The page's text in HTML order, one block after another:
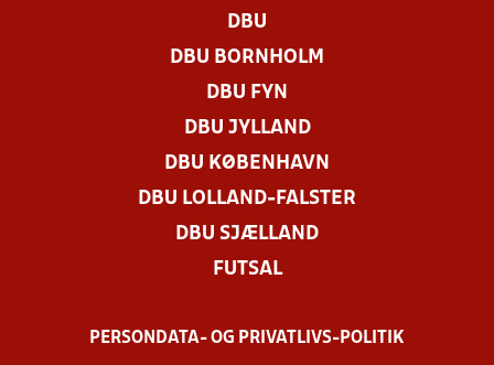
DBU
DBU BORNHOLM
DBU FYN
DBU JYLLAND
DBU KØBENHAVN
DBU LOLLAND-FALSTER
DBU SJÆLLAND
FUTSAL
PERSONDATA- OG PRIVATLIVS-POLITIK